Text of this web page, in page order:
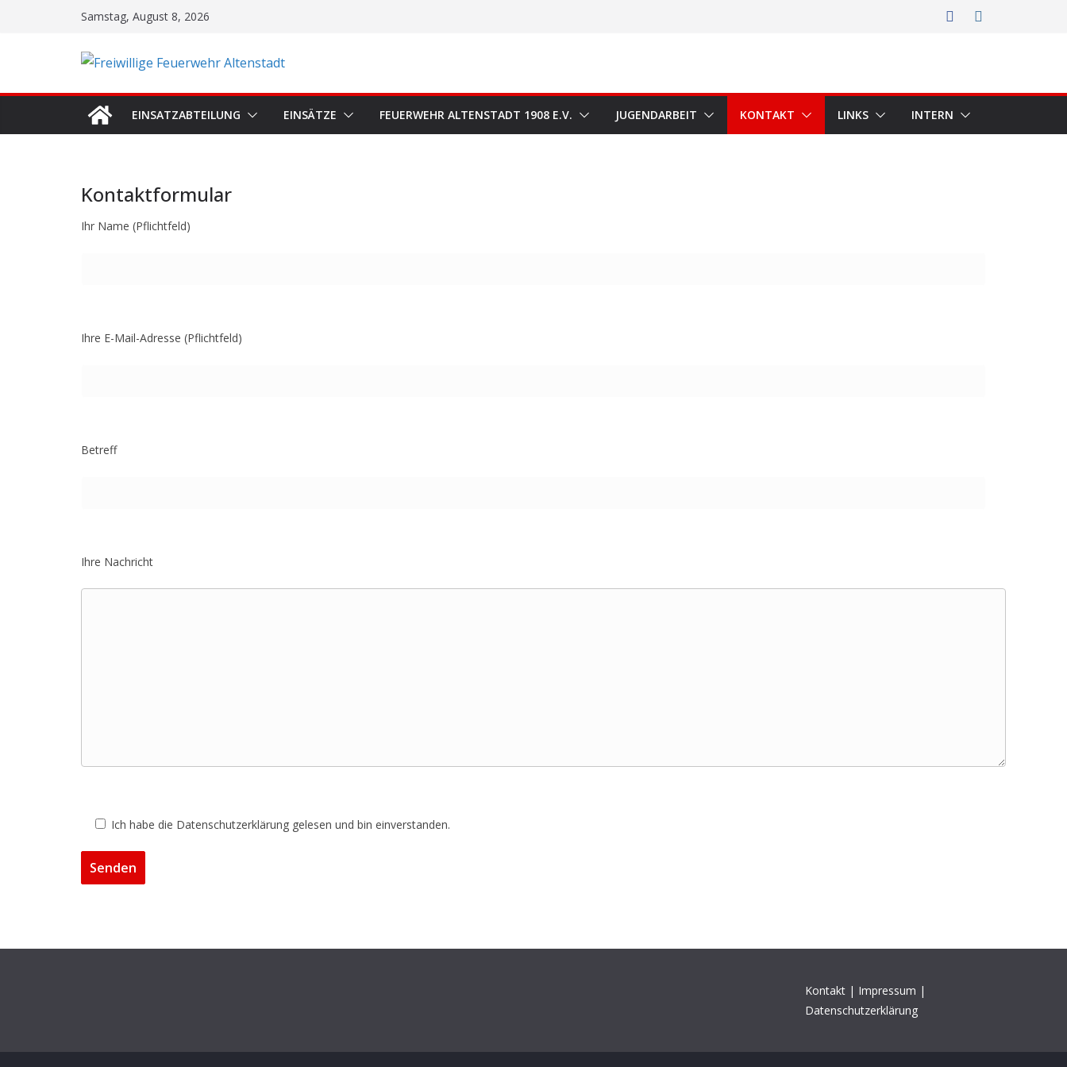
Samstag, August 8, 2026
EINSATZABTEILUNG EINSÄTZE FEUERWEHR ALTENSTADT 1908 E.V. JUGENDARBEIT KONTAKT LINKS INTERN
Kontaktformular
Ihr Name (Pflichtfeld)
Ihre E-Mail-Adresse (Pflichtfeld)
Betreff
Ihre Nachricht
Ich habe die Datenschutzerklärung gelesen und bin einverstanden.
Kontakt | Impressum |
Datenschutzerklärung